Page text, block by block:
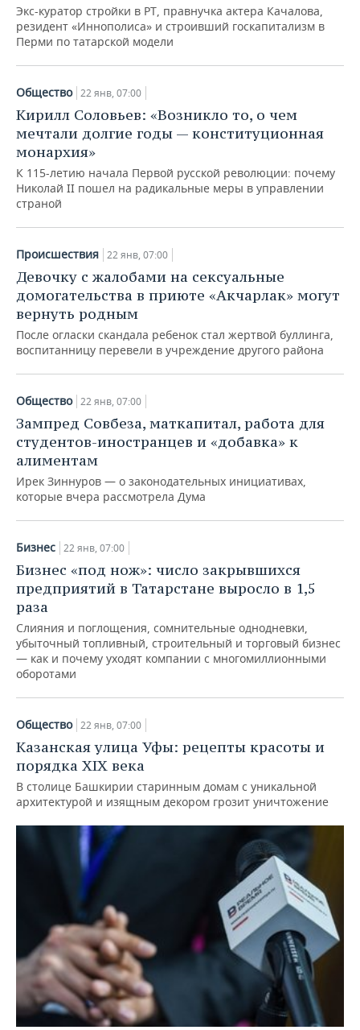
Экс-куратор стройки в РТ, правнучка актера Качалова,
резидент «Иннополиса» и строивший госкапитализм в
Перми по татарской модели
Общество 22 янв, 07:00
Кирилл Соловьев: «Возникло то, о чем
мечтали долгие годы — конституционная
монархия»
К 115-летию начала Первой русской революции: почему
Николай II пошел на радикальные меры в управлении
страной
Происшествия 22 янв, 07:00
Девочку с жалобами на сексуальные
домогательства в приюте «Акчарлак» могут
вернуть родным
После огласки скандала ребенок стал жертвой буллинга,
воспитанницу перевели в учреждение другого района
Общество 22 янв, 07:00
Зампред Совбеза, маткапитал, работа для
студентов-иностранцев и «добавка» к
алиментам
Ирек Зиннуров — о законодательных инициативах,
которые вчера рассмотрела Дума
Бизнес 22 янв, 07:00
Бизнес «под нож»: число закрывшихся
предприятий в Татарстане выросло в 1,5
раза
Слияния и поглощения, сомнительные однодневки,
убыточный топливный, строительный и торговый бизнес
— как и почему уходят компании с многомиллионными
оборотами
Общество 22 янв, 07:00
Казанская улица Уфы: рецепты красоты и
порядка XIX века
В столице Башкирии старинным домам с уникальной
архитектурой и изящным декором грозит уничтожение